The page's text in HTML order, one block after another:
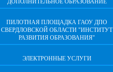
ДОПОЛНИТЕЛЬНОЕ ОБРАЗОВАНИЕ
ПИЛОТНАЯ ПЛОЩАДКА ГАОУ ДПО
СВЕРДЛОВСКОЙ ОБЛАСТИ "ИНСТИТУТ
РАЗВИТИЯ ОБРАЗОВАНИЯ"
ЭЛЕКТРОННЫЕ УСЛУГИ